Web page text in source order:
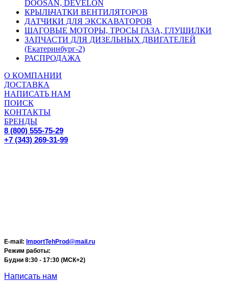
DOOSAN, DEVELON
КРЫЛЬЧАТКИ ВЕНТИЛЯТОРОВ
ДАТЧИКИ ДЛЯ ЭКСКАВАТОРОВ
ШАГОВЫЕ МОТОРЫ, ТРОСЫ ГАЗА, ГЛУШИЛКИ
ЗАПЧАСТИ ДЛЯ ДИЗЕЛЬНЫХ ДВИГАТЕЛЕЙ
(Екатеринбург-2)
РАСПРОДАЖА
О КОМПАНИИ
ДОСТАВКА
НАПИСАТЬ НАМ
ПОИСК
КОНТАКТЫ
БРЕНДЫ
8 (800) 555-75-29
+7 (343) 269-31-99
E-mail: ImportTehProd@mail.ru
Режим работы:
Будни 8:30 - 17:30 (МСК+2)
Написать нам